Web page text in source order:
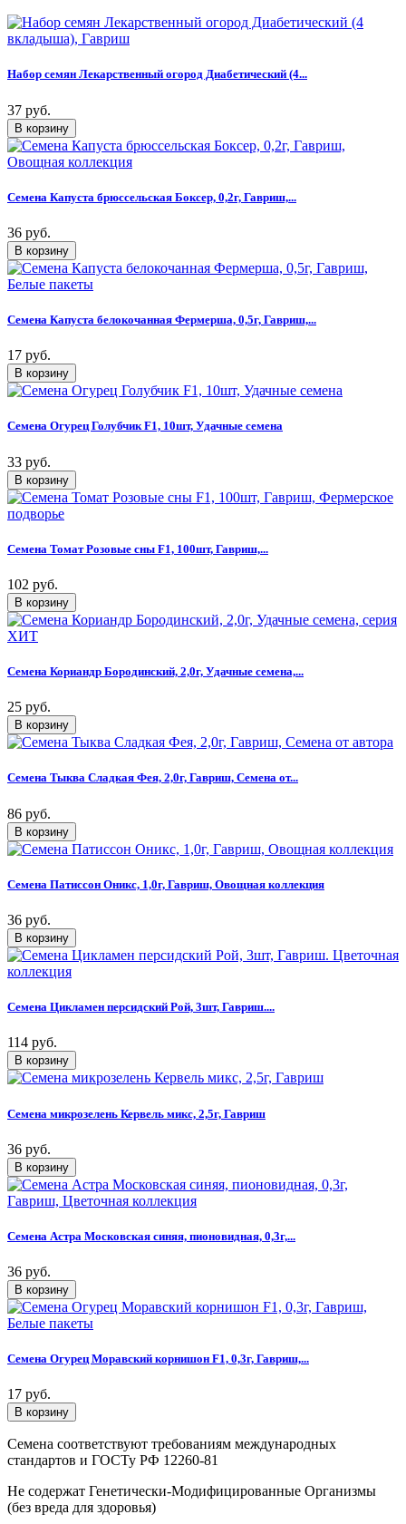
Набор семян Лекарственный огород Диабетический (4...
37 руб.
Семена Капуста брюссельская Боксер, 0,2г, Гавриш,...
36 руб.
Семена Капуста белокочанная Фермерша, 0,5г, Гавриш,...
17 руб.
Семена Огурец Голубчик F1, 10шт, Удачные семена
33 руб.
Семена Томат Розовые сны F1, 100шт, Гавриш,...
102 руб.
Семена Кориандр Бородинский, 2,0г, Удачные семена,...
25 руб.
Семена Тыква Сладкая Фея, 2,0г, Гавриш, Семена от...
86 руб.
Семена Патиссон Оникс, 1,0г, Гавриш, Овощная коллекция
36 руб.
Семена Цикламен персидский Рой, 3шт, Гавриш....
114 руб.
Семена микрозелень Кервель микс, 2,5г, Гавриш
36 руб.
Семена Астра Московская синяя, пионовидная, 0,3г,...
36 руб.
Семена Огурец Моравский корнишон F1, 0,3г, Гавриш,...
17 руб.
Семена соответствуют требованиям международных
стандартов и ГОСТу РФ 12260-81
Не содержат Генетически-Модифицированные Организмы
(без вреда для здоровья)